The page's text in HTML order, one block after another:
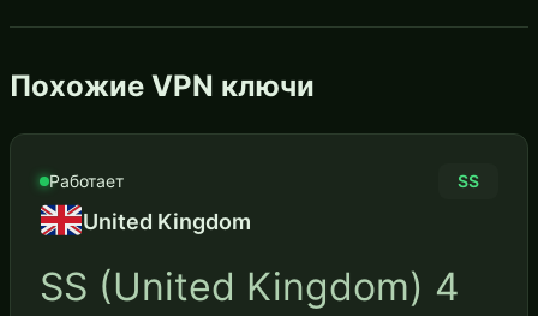
Похожие VPN ключи
Работает SS
United Kingdom
SS (United Kingdom) 4